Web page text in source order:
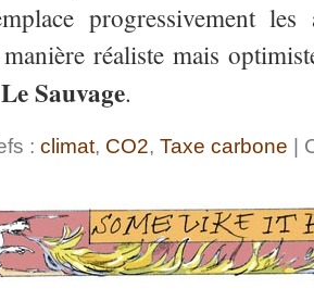
progressivement
réaliste mais
Le Sauvage.
: climat, CO2, Taxe carbone |